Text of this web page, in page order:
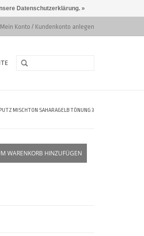
Mein Konto / Kundenkonto anlegen
MISCHTON SAHARAGELB TÖNUNG 3
WARENKORB HINZUFÜGEN
Datenschutzerklärung. »